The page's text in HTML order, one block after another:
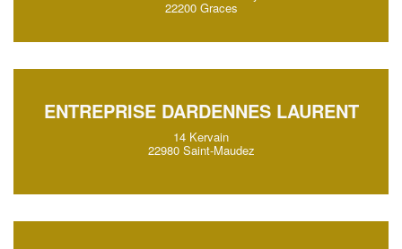
22200 Graces
ENTREPRISE DARDENNES LAURENT
14 Kervain
22980 Saint-Maudez